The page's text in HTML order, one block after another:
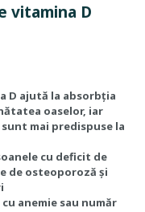
vitamina D
D ajută la absorbția
oaselor, iar
mai predispuse la
cu deficit de
de osteoporoză și
anemie sau număr